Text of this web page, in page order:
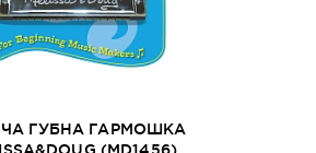
ГУБНА ГАРМОШКА